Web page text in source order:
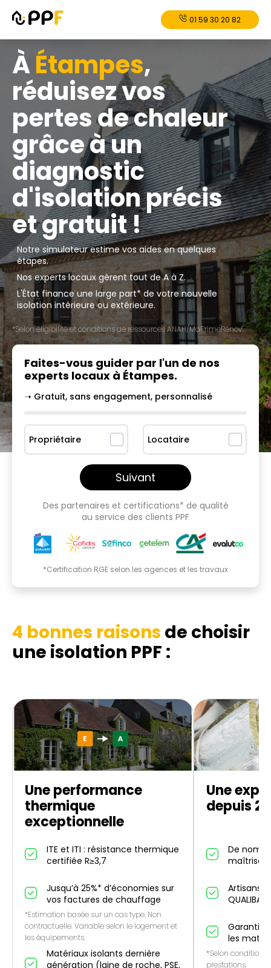
01 59 30 20 82
ÀÉtampes,
réduisez vos
pertes de chaleur
grâce à un
diagnostic
d'isolation précis
et gratuit !
Notre simulateur estime vos aides en quelques
étapes.
Nos experts locaux gèrent tout de A à Z.
L'État finance une large part* de votre nouvelle
isolation intérieure ou extérieure.
*Selon éligibilité et conditions de ressources ANAH/MaPrimeRénov'.
Faites-vous guider par l'un de nos
experts locaux à Étampes.
➝ Gratuit, sans engagement, personnalisé
Propriétaire Locataire
Suivant
Des partenaires et certifications* de qualité
au service des clients PPF
*Certification RGE selon les agences et les travaux
4 bonnes raisons de choisir
une isolation PPF :
Une performance
thermique
exceptionnelle
ITE et ITI : résistance thermique
certifiée R≥3,7
Jusqu’à 25%* d’économies sur
vos factures de chauffage
*Estimation basée sur un cas type. Non
contractuelle. Variable selon le logement et
les équipements.
Matériaux isolants dernière
génération (laine de roche, PSE,
Une
depuis
De
maîtrise
Artisans
QUALIBAT
Garantie
les
*Selon conditions
prestations.